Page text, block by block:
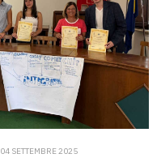
04 SETTEMBRE 2025